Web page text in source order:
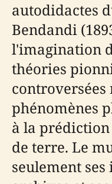
autodidactes
Bendandi
l'imagination
théories
phénomènes
à la
de terre. Le
seulement